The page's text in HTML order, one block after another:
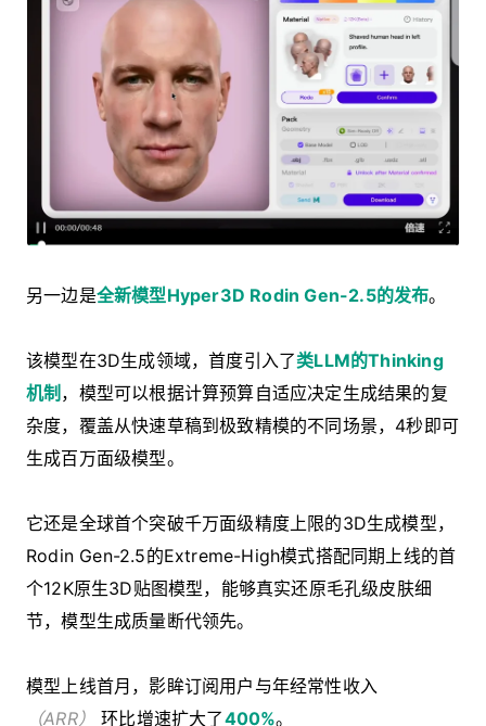
另一边是全新模型Hyper3D Rodin Gen-2.5的发布。
该模型在3D生成领域，首度引入了类LLM的Thinking
机制 ，模型可以根据计算预算自适应决定生成结果的复
杂度，覆盖从快速草稿到极致精模的不同场景，4秒即可
生成百万面级模型。
它还是全球首个突破千万面级精度上限的3D生成模型，
Rodin Gen-2.5的Extreme-High模式搭配同期上线的首
个12K原生3D贴图模型，能够真实还原毛孔级皮肤细
节，模型生成质量断代领先。
模型上线首月，影眸订阅用户与年经常性收入
（ARR）
环比增速扩大了400%。